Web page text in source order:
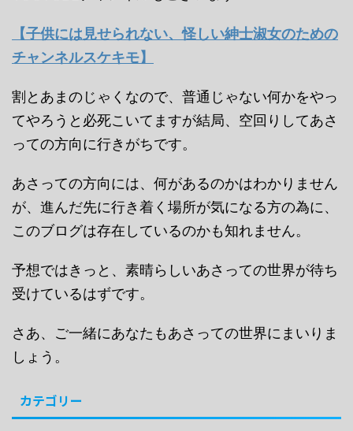
【子供には見せられない、怪しい紳士淑女のための
チャンネルスケキモ】
割とあまのじゃくなので、普通じゃない何かをやっ
てやろうと必死こいてますが結局、空回りしてあさ
っての方向に行きがちです。
あさっての方向には、何があるのかはわかりません
が、進んだ先に行き着く場所が気になる方の為に、
このブログは存在しているのかも知れません。
予想ではきっと、素晴らしいあさっての世界が待ち
受けているはずです。
さあ、ご一緒にあなたもあさっての世界にまいりま
しょう。
カテゴリー